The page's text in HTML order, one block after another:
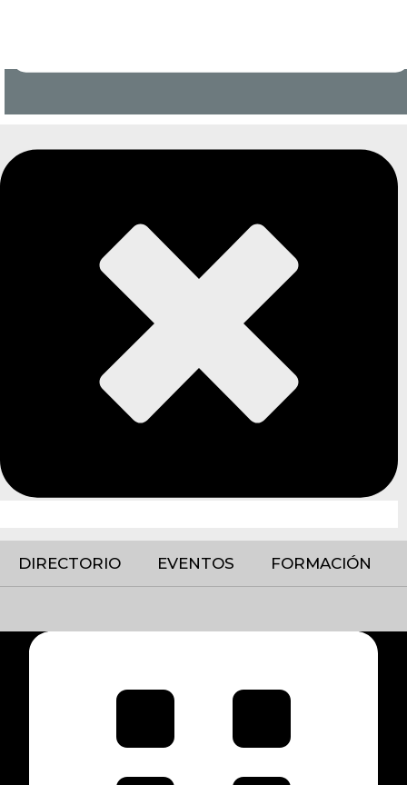
DIRECTORIO EVENTOS FORMACIÓN